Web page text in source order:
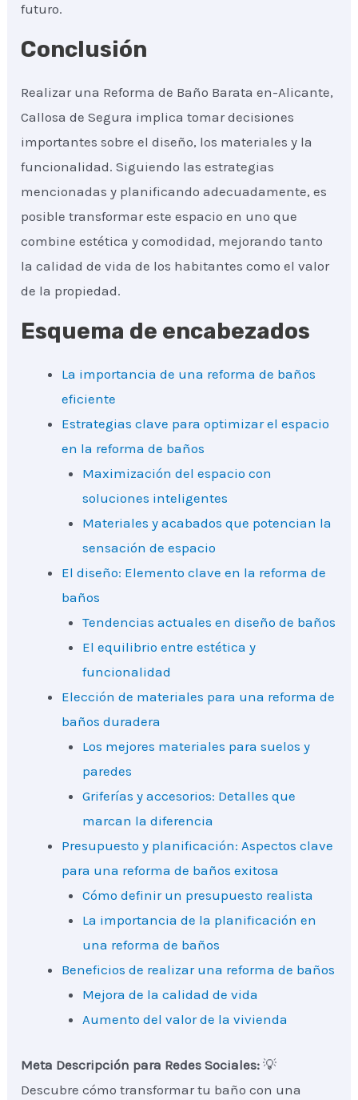
futuro.
Conclusión
Realizar una Reforma de Baño Barata en-Alicante,
Callosa de Segura implica tomar decisiones
importantes sobre el diseño, los materiales y la
funcionalidad. Siguiendo las estrategias
mencionadas y planificando adecuadamente, es
posible transformar este espacio en uno que
combine estética y comodidad, mejorando tanto
la calidad de vida de los habitantes como el valor
de la propiedad.
Esquema de encabezados
La importancia de una reforma de baños
eficiente
Estrategias clave para optimizar el espacio
en la reforma de baños
Maximización del espacio con
soluciones inteligentes
Materiales y acabados que potencian la
sensación de espacio
El diseño: Elemento clave en la reforma de
baños
Tendencias actuales en diseño de baños
El equilibrio entre estética y
funcionalidad
Elección de materiales para una reforma de
baños duradera
Los mejores materiales para suelos y
paredes
Griferías y accesorios: Detalles que
marcan la diferencia
Presupuesto y planificación: Aspectos clave
para una reforma de baños exitosa
Cómo definir un presupuesto realista
La importancia de la planificación en
una reforma de baños
Beneficios de realizar una reforma de baños
Mejora de la calidad de vida
Aumento del valor de la vivienda
Meta Descripción para Redes Sociales: 💡
Descubre cómo transformar tu baño con una